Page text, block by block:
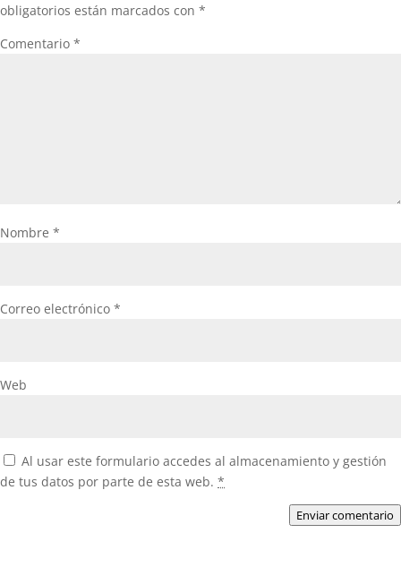
obligatorios están marcados con *
Comentario *
Nombre *
Correo electrónico *
Web
Al usar este formulario accedes al almacenamiento y gestión
de tus datos por parte de esta web. *
Enviar comentario